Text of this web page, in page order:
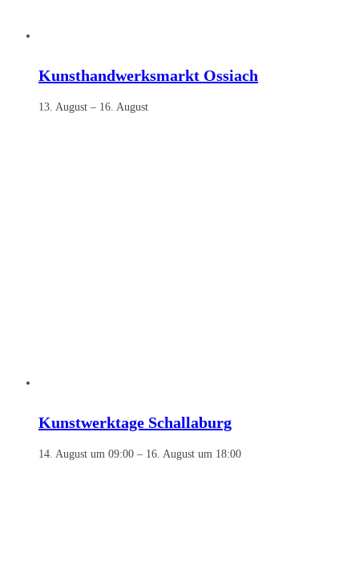
Kunsthandwerksmarkt Ossiach
13. August – 16. August
Kunstwerktage Schallaburg
14. August um 09:00 – 16. August um 18:00